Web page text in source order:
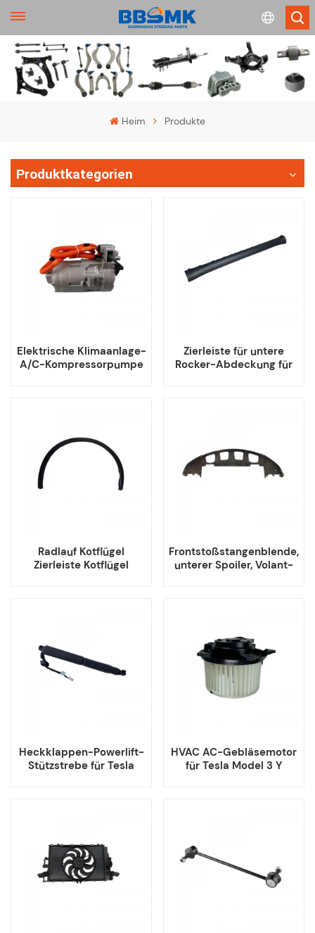
English
français
Heim Produkte
Produktkategorien
Elektrische Klimaanlage-
A/C-Kompressorpumpe
Zierleiste für untere
Rocker-Abdeckung für
Radlauf Kotflügel
Zierleiste Kotflügel
Frontstoßstangenblende,
unterer Spoiler, Volant-
Heckklappen-Powerlift-
Stützstrebe für Tesla
HVAC AC-Gebläsemotor
für Tesla Model 3 Y